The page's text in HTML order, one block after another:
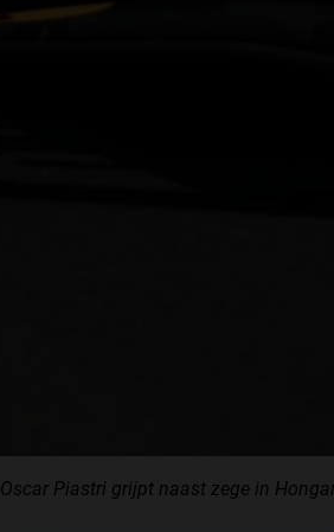
Oscar Piastri grijpt naast zege in